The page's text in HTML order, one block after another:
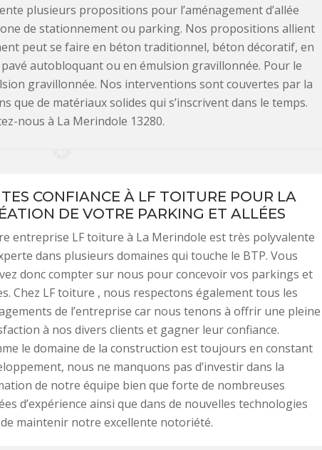
plusieurs propositions pour l’aménagement d’allée
de stationnement ou parking. Nos propositions allient
peut se faire en béton traditionnel, béton décoratif, en
autobloquant ou en émulsion gravillonnée. Pour le
gravillonnée. Nos interventions sont couvertes par la
que de matériaux solides qui s’inscrivent dans le temps.
nous à La Merindole 13280.
CONFIANCE À LF TOITURE POUR LA
DE VOTRE PARKING ET ALLÉES
entreprise LF toiture à La Merindole est très polyvalente
dans plusieurs domaines qui touche le BTP. Vous
donc compter sur nous pour concevoir vos parkings et
Chez LF toiture , nous respectons également tous les
de l’entreprise car nous tenons à offrir une pleine
à nos divers clients et gagner leur confiance.
le domaine de la construction est toujours en constant
nous ne manquons pas d’investir dans la
de notre équipe bien que forte de nombreuses
d’expérience ainsi que dans de nouvelles technologies
maintenir notre excellente notoriété.